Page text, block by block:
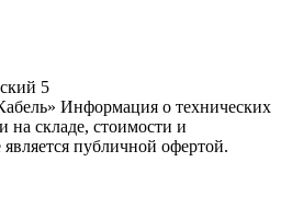
5
Информация о технических
на складе, стоимости и
публичной офертой.